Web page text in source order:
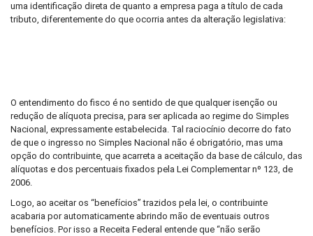
uma identificação direta de quanto a empresa paga a título de cada
tributo, diferentemente do que ocorria antes da alteração legislativa:
O entendimento do fisco é no sentido de que qualquer isenção ou
redução de alíquota precisa, para ser aplicada ao regime do Simples
Nacional, expressamente estabelecida. Tal raciocínio decorre do fato
de que o ingresso no Simples Nacional não é obrigatório, mas uma
opção do contribuinte, que acarreta a aceitação da base de cálculo, das
alíquotas e dos percentuais fixados pela Lei Complementar nº 123, de
2006.
Logo, ao aceitar os “benefícios” trazidos pela lei, o contribuinte
acabaria por automaticamente abrindo mão de eventuais outros
benefícios. Por isso a Receita Federal entende que “não serão